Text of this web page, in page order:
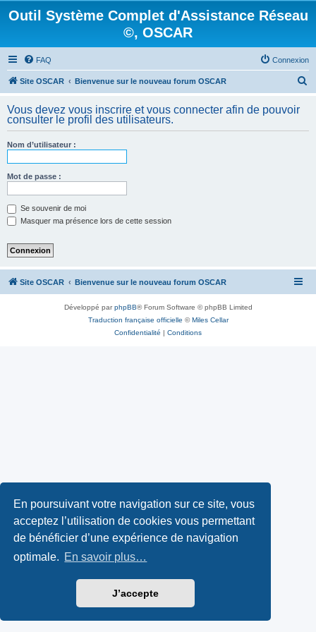
En poursuivant votre navigation sur ce site, vous
acceptez l’utilisation de cookies vous permettant
de bénéficier d’une expérience de navigation
optimale. En savoir plus…
J’accepte
Outil Système Complet d'Assistance Réseau
©, OSCAR
FAQ Connexion
Site OSCAR Bienvenue sur le nouveau forum OSCAR
h
Vous devez vous inscrire et vous connecter afin de pouvoir
consulter le profil des utilisateurs.
Nom d’utilisateur :
Mot de passe :
Se souvenir de moi
Masquer ma présence lors de cette session
Site OSCAR Bienvenue sur le nouveau forum OSCAR
Développé parphpBB® Forum Software © phpBB Limited
Traduction française officielle ©Miles Cellar
Confidentialité | Conditions